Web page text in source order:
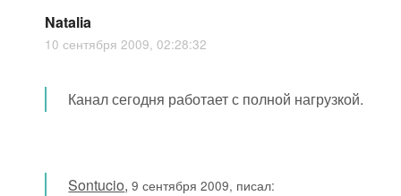
Natalia
10 сентября 2009, 02:28:32
Канал сегодня работает с полной нагрузкой.
Sontucio,9 сентября 2009, писал: